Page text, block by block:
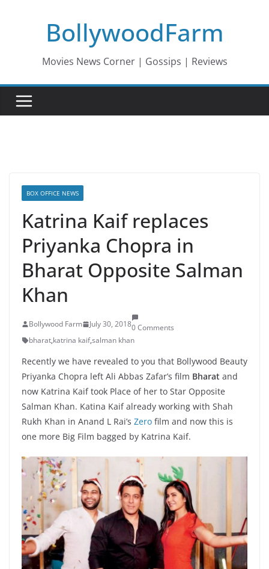
BollywoodFarm
Movies News Corner | Gossips | Reviews
BOX OFFICE NEWS
Katrina Kaif replaces
Priyanka Chopra in
Bharat Opposite Salman
Khan
Bollywood Farm July 30, 20180 Comments
bharat,katrina kaif,salman khan
Recently we have revealed to you that Bollywood Beauty
Priyanka Chopra left Ali Abbas Zafar’s film Bharat and
now Katrina Kaif took Place of her to Star Opposite
Salman Khan. Katina Kaif already working with Shah
Rukh Khan in Anand L Rai’s Zero film and now this is
one more Big Film bagged by Katrina Kaif.